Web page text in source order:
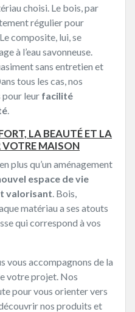
choisi. Le bois, par
régulier pour
composite, lui, se
à l’eau savonneuse.
sans entretien et
tous les cas, nos
pour leur facilité
.
LA BEAUTÉ ET LA
VOTRE MAISON
plus qu’un aménagement
espace de vie
valorisant. Bois,
matériau a ses atouts
qui correspond à vos
vous accompagnons de la
votre projet. Nos
pour vous orienter vers
nos produits et